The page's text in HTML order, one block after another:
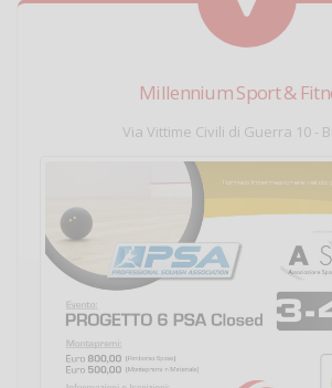
Millennium Sport &
Via Vittime Civili di Guerra 10 -